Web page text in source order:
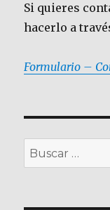
Si quieres
hacerlo a
Formulario –
Buscar
por: